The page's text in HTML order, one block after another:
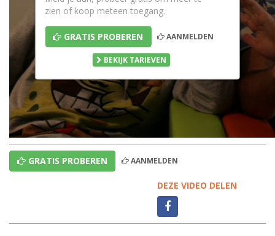
zien of koop meteen toegang.
GRATIS PROBEREN AANMELDEN
BEKIJK TARIEVEN
GRATIS PROBEREN AANMELDEN
DEZE VIDEO DELEN